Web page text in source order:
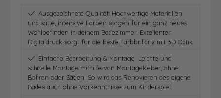
Ausgezeichnete Qualität: Hochwertige Materialien
und satte, intensive Farben sorgen für ein ganz neues
Wohlbefinden in deinem Badezimmer. Exzellenter
Digitaldruck sorgt für die beste Farbbrillanz mit 3D Optik
Einfache Bearbeitung & Montage: Leichte und
schnelle Montage mithilfe von Montagekleber, ohne
Bohren oder Sägen. So wird das Renovieren des eigene
Bades auch ohne Vorkenntnisse zum Kinderspiel.